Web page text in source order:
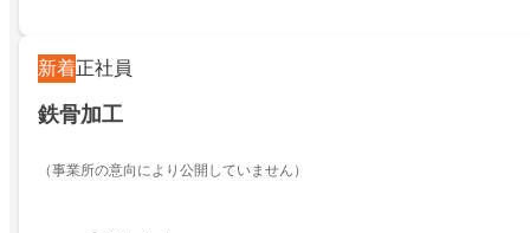
新着正社員
鉄骨加工
（事業所の意向により公開していません）